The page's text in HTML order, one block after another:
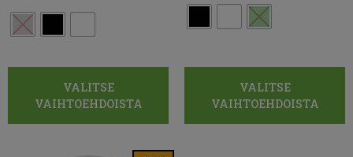
VALITSE
VAIHTOEHDOISTA
VALITSE
VAIHTOEHDOISTA